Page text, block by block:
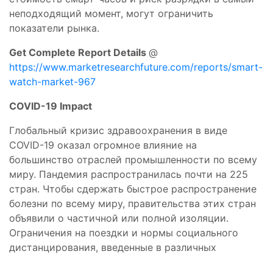
неподходящий момент, могут ограничить
показатели рынка.
Get Complete Report Details @
https://www.marketresearchfuture.com/reports/smart-
watch-market-967
COVID-19 Impact
Глобальный кризис здравоохранения в виде
COVID-19 оказал огромное влияние на
большинство отраслей промышленности по всему
миру. Пандемия распространилась почти на 225
стран. Чтобы сдержать быстрое распространение
болезни по всему миру, правительства этих стран
объявили о частичной или полной изоляции.
Ограничения на поездки и нормы социального
дистанцирования, введенные в различных